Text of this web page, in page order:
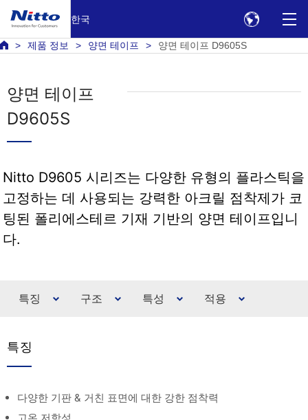
한국
제품 정보 양면 테이프 양면 테이프 D9605S
양면 테이프
D9605S
Nitto D9605 시리즈는 다양한 유형의 플라스틱을
고정하는 데 사용되는 강력한 아크릴 점착제가 코
팅된 폴리에스테르 기재 기반의 양면 테이프입니
다.
특징 구조 특성 적용
특징
다양한 기판 & 거친 표면에 대한 강한 점착력